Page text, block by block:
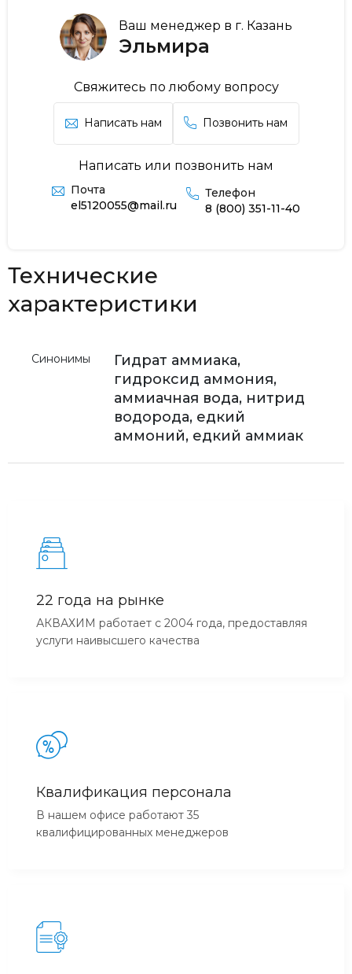
Ваш менеджер в г. Казань
Эльмира
Свяжитесь по любому вопросу
Написать нам Позвонить нам
Написать или позвонить нам
Почта
el5120055@mail.ru
Телефон
8 (800) 351-11-40
Технические
характеристики
Синонимы
Гидрат аммиака,
гидроксид аммония,
аммиачная вода, нитрид
водорода, едкий
аммоний, едкий аммиак
22 года на рынке
АКВАХИМ работает с 2004 года, предоставляя
услуги наивысшего качества
Квалификация персонала
В нашем офисе работают 35
квалифицированных менеджеров